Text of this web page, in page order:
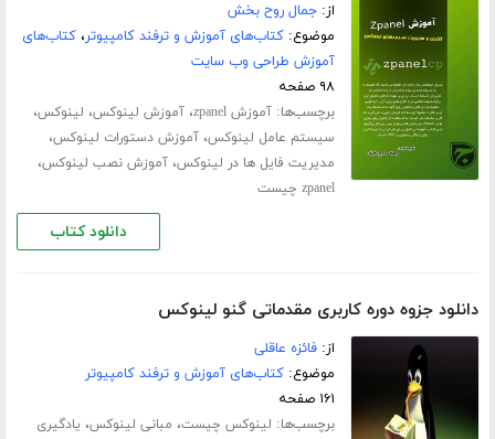
از:جمال روح بخش
موضوع:کتاب‌های آموزش و ترفند کامپیوتر،کتاب‌های
آموزش طراحی وب سایت
۹۸ صفحه
برچسب‌ها:آموزش zpanel ،آموزش لینوکس، لینوکس،
سیستم عامل لینوکس،آموزش دستورات لینوکس،
مدیریت فایل ها در لینوکس،آموزش نصب لینوکس،
zpanel چیست
دانلود کتاب
دانلود جزوه دوره کاربری مقدماتی گنو لینوکس
از:فائزه عاقلی
موضوع:کتاب‌های آموزش و ترفند کامپیوتر
۱۶۱ صفحه
برچسب‌ها: لینوکس چیست، مبانی لینوکس، یادگیری